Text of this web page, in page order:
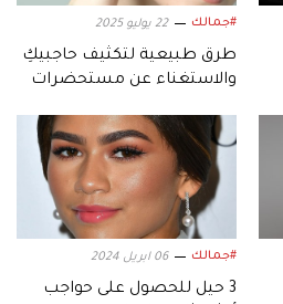
#جمالك 22 يوليو 2025
طرق طبيعية لتكثيف حاجبيكِ
والاستغناء عن مستحضرات
#جمالك 06 ابريل 2024
3 حيل للحصول على حواجب